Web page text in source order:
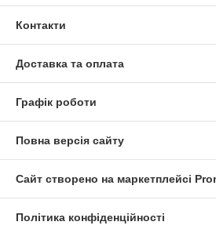
Контакти
Доставка та оплата
Графік роботи
Повна версія сайту
Сайт створено на маркетплейсі
Політика конфіденційності